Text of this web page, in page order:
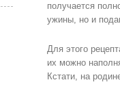
получается
ужины, но и
Для этого
их можно
Кстати, на